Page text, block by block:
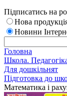
Підписатись на
Нова
Новини
Головна
Школа.
Для дошкільнят
Підготовка до
Математика і